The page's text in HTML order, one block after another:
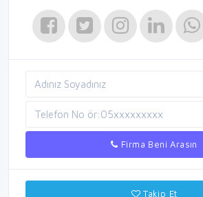
Firma Beni Arasın
Takip Et